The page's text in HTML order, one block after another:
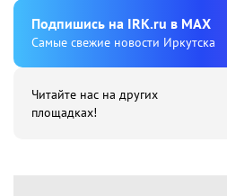
Подпишиcь на IRK.ru в MAX
Cамые свежие новости Иркутска
Читайте нас на других
площадках!